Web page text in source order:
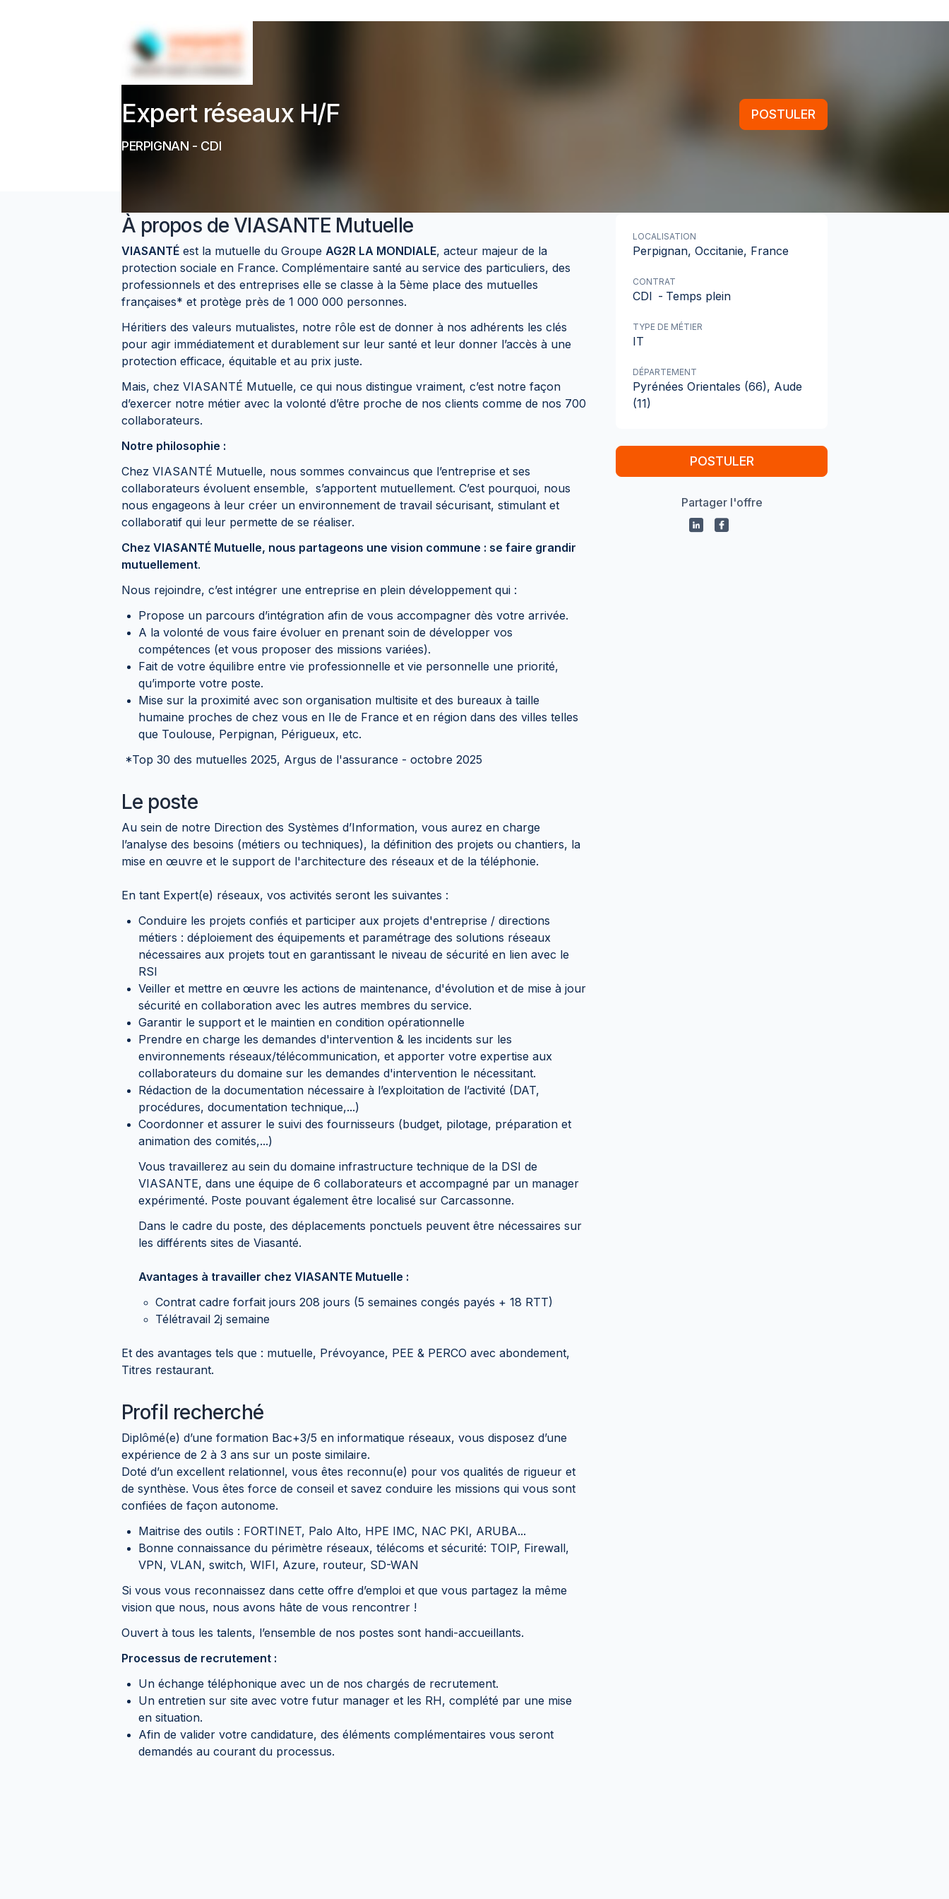
Expert réseaux H/F
PERPIGNAN - CDI
POSTULER
À propos de VIASANTE Mutuelle
VIASANTÉ est la mutuelle du Groupe AG2R LA MONDIALE, acteur majeur de la
protection sociale en France. Complémentaire santé au service des particuliers, des
professionnels et des entreprises elle se classe à la 5ème place des mutuelles
françaises* et protège près de 1 000 000 personnes.
Héritiers des valeurs mutualistes, notre rôle est de donner à nos adhérents les clés
pour agir immédiatement et durablement sur leur santé et leur donner l’accès à une
protection efficace, équitable et au prix juste.
Mais, chez VIASANTÉ Mutuelle, ce qui nous distingue vraiment, c’est notre façon
d’exercer notre métier avec la volonté d’être proche de nos clients comme de nos 700
collaborateurs.
Notre philosophie :
Chez VIASANTÉ Mutuelle, nous sommes convaincus que l’entreprise et ses
collaborateurs évoluent ensemble, s’apportent mutuellement. C’est pourquoi, nous
nous engageons à leur créer un environnement de travail sécurisant, stimulant et
collaboratif qui leur permette de se réaliser.
Chez VIASANTÉ Mutuelle, nous partageons une vision commune : se faire grandir
mutuellement.
Nous rejoindre, c’est intégrer une entreprise en plein développement qui :
Propose un parcours d’intégration afin de vous accompagner dès votre arrivée.
A la volonté de vous faire évoluer en prenant soin de développer vos
compétences (et vous proposer des missions variées).
Fait de votre équilibre entre vie professionnelle et vie personnelle une priorité,
qu’importe votre poste.
Mise sur la proximité avec son organisation multisite et des bureaux à taille
humaine proches de chez vous en Ile de France et en région dans des villes telles
que Toulouse, Perpignan, Périgueux, etc.
*Top 30 des mutuelles 2025, Argus de l'assurance - octobre 2025
Le poste
Au sein de notre Direction des Systèmes d’Information, vous aurez en charge
l’analyse des besoins (métiers ou techniques), la définition des projets ou chantiers, la
mise en œuvre et le support de l'architecture des réseaux et de la téléphonie.
En tant Expert(e) réseaux, vos activités seront les suivantes :
Conduire les projets confiés et participer aux projets d'entreprise / directions
métiers : déploiement des équipements et paramétrage des solutions réseaux
nécessaires aux projets tout en garantissant le niveau de sécurité en lien avec le
RSI
Veiller et mettre en œuvre les actions de maintenance, d'évolution et de mise à jour
sécurité en collaboration avec les autres membres du service.
Garantir le support et le maintien en condition opérationnelle
Prendre en charge les demandes d'intervention & les incidents sur les
environnements réseaux/télécommunication, et apporter votre expertise aux
collaborateurs du domaine sur les demandes d'intervention le nécessitant.
Rédaction de la documentation nécessaire à l’exploitation de l’activité (DAT,
procédures, documentation technique,...)
Coordonner et assurer le suivi des fournisseurs (budget, pilotage, préparation et
animation des comités,...)
Vous travaillerez au sein du domaine infrastructure technique de la DSI de
VIASANTE, dans une équipe de 6 collaborateurs et accompagné par un manager
expérimenté. Poste pouvant également être localisé sur Carcassonne.
Dans le cadre du poste, des déplacements ponctuels peuvent être nécessaires sur
les différents sites de Viasanté.
Avantages à travailler chez VIASANTE Mutuelle :
Contrat cadre forfait jours 208 jours (5 semaines congés payés + 18 RTT)
Télétravail 2j semaine
Et des avantages tels que : mutuelle, Prévoyance, PEE & PERCO avec abondement,
Titres restaurant.
Profil recherché
Diplômé(e) d’une formation Bac+3/5 en informatique réseaux, vous disposez d’une
expérience de 2 à 3 ans sur un poste similaire.
Doté d’un excellent relationnel, vous êtes reconnu(e) pour vos qualités de rigueur et
de synthèse. Vous êtes force de conseil et savez conduire les missions qui vous sont
confiées de façon autonome.
Maitrise des outils : FORTINET, Palo Alto, HPE IMC, NAC PKI, ARUBA...
Bonne connaissance du périmètre réseaux, télécoms et sécurité: TOIP, Firewall,
VPN, VLAN, switch, WIFI, Azure, routeur, SD-WAN
Si vous vous reconnaissez dans cette offre d’emploi et que vous partagez la même
vision que nous, nous avons hâte de vous rencontrer !
Ouvert à tous les talents, l’ensemble de nos postes sont handi-accueillants.
Processus de recrutement :
Un échange téléphonique avec un de nos chargés de recrutement.
Un entretien sur site avec votre futur manager et les RH, complété par une mise
en situation.
Afin de valider votre candidature, des éléments complémentaires vous seront
demandés au courant du processus.
LOCALISATION
Perpignan, Occitanie, France
CONTRAT
CDI - Temps plein
TYPE DE MÉTIER
IT
DÉPARTEMENT
Pyrénées Orientales (66), Aude
(11)
POSTULER
Partager l'offre